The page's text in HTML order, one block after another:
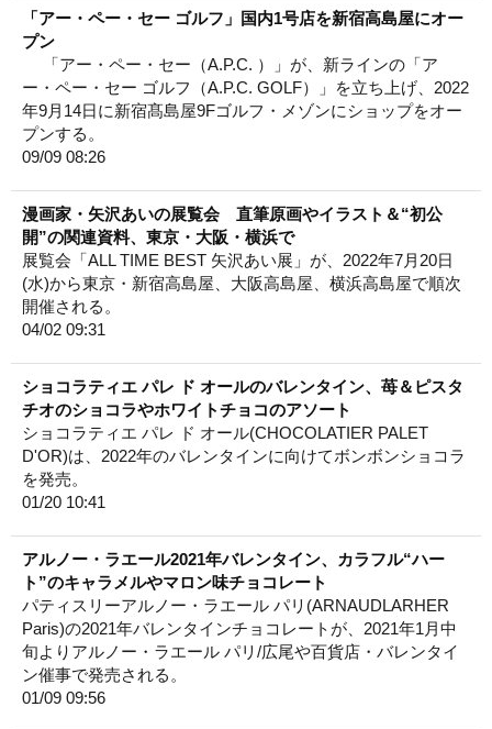
「アー・ペー・セー ゴルフ」国内1号店を新宿高島屋にオー
プン
「アー・ペー・セー（A.P.C. ）」が、新ラインの「ア
ー・ペー・セー ゴルフ（A.P.C. GOLF）」を立ち上げ、2022
年9月14日に新宿髙島屋9Fゴルフ・メゾンにショップをオー
プンする。
09/09 08:26
漫画家・矢沢あいの展覧会 直筆原画やイラスト＆“初公
開”の関連資料、東京・大阪・横浜で
展覧会「ALL TIME BEST 矢沢あい展」が、2022年7月20日
(水)から東京・新宿高島屋、大阪高島屋、横浜高島屋で順次
開催される。
04/02 09:31
ショコラティエ パレ ド オールのバレンタイン、苺＆ピスタ
チオのショコラやホワイトチョコのアソート
ショコラティエ パレ ド オール(CHOCOLATIER PALET
D'OR)は、2022年のバレンタインに向けてボンボンショコラ
を発売。
01/20 10:41
アルノー・ラエール2021年バレンタイン、カラフル“ハー
ト”のキャラメルやマロン味チョコレート
パティスリーアルノー・ラエール パリ(ARNAUDLARHER
Paris)の2021年バレンタインチョコレートが、2021年1月中
旬よりアルノー・ラエール パリ/広尾や百貨店・バレンタイ
ン催事で発売される。
01/09 09:56